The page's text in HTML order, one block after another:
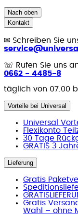
Nach oben
Kontakt
✉ Schreiben Sie
☏ Rufen Sie uns
0662 - 4485-8
täglich von 07.00
Vorteile bei Universal
Universal
Flexikonto
30 Tage
GRATIS 3
Lieferung
Gratis
Gratis
Wahl – ohne